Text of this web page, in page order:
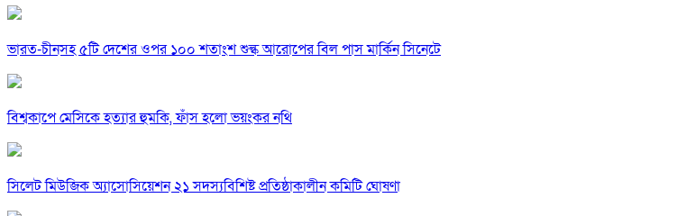
ভারত-চীনসহ ৫টি দেশের ওপর ১০০ শতাংশ শুল্ক আরোপের বিল পাস মার্কিন সিনেটে
বিশ্বকাপে মেসিকে হত্যার হুমকি, ফাঁস হলো ভয়ংকর নথি
সিলেট মিউজিক অ্যাসোসিয়েশন ২১ সদস্যবিশিষ্ট প্রতিষ্ঠাকালীন কমিটি ঘোষণা